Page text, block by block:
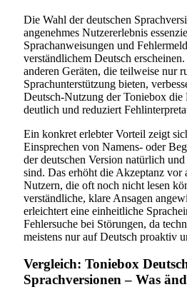
Die Wahl der deutschen
angenehmes Nutzererlebnis
Sprachanweisungen und
verständlichem Deutsch
anderen Geräten, die teilweise nur
Sprachunterstützung bieten,
Deutsch-Nutzung der Toniebox
deutlich und reduziert
Ein konkret erlebter Vorteil zeigt
Einsprechen von Namens- oder
der deutschen Version natürlich
sind. Das erhöht die Akzeptanz vor
Nutzern, die oft noch nicht lesen
verständliche, klare Ansagen
erleichtert eine einheitliche
Fehlersuche bei Störungen, da
meistens nur auf Deutsch proaktiv
Vergleich: Toniebox
Sprachversionen – Was